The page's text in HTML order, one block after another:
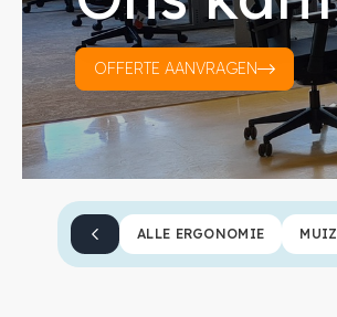
OFFERTE AANVRAGEN
ALLE ERGONOMIE